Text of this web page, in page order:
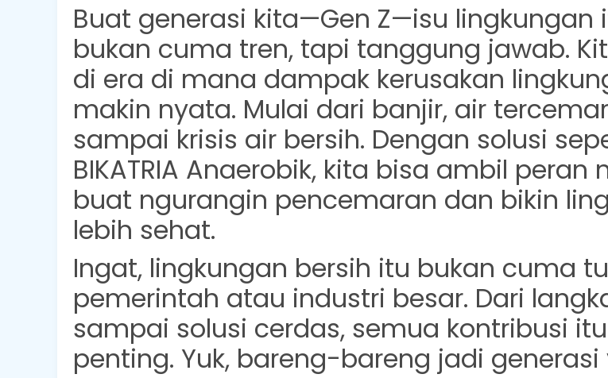
Buat generasi kita—Gen Z—isu lingkungan
bukan cuma tren, tapi tanggung jawab.
di era di mana dampak kerusakan
makin nyata. Mulai dari banjir, air
sampai krisis air bersih. Dengan solusi
BIKATRIA Anaerobik, kita bisa ambil peran
buat ngurangin pencemaran dan bikin
lebih sehat.
Ingat, lingkungan bersih itu bukan cuma
pemerintah atau industri besar. Dari
sampai solusi cerdas, semua kontribusi itu
penting. Yuk, bareng-bareng jadi generasi